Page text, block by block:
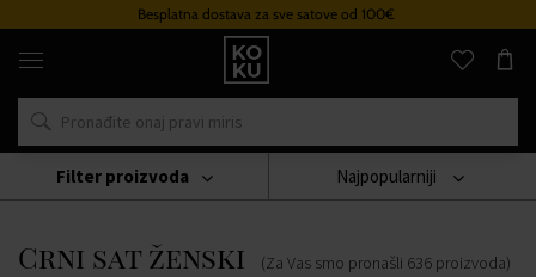
za sve satove od 100€
Originalni
parfemi
satovi
na
mjestu
Sat
Ženski Satovi
Crni sat ženski (Za Vas smo pronašli 636 proizvoda)
Najpopularniji
Filter proizvoda